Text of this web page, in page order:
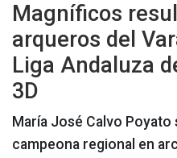
Magníficos
arqueros del
Liga Andaluza
3D
María José Calvo
campeona regional en